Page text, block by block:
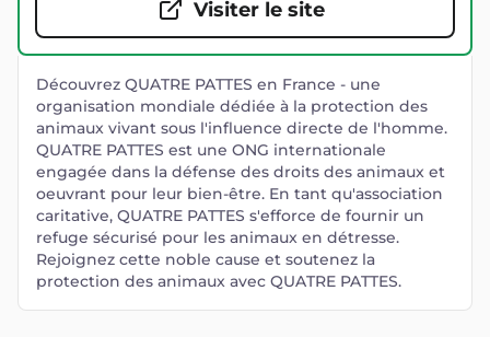
Visiter le site
Découvrez QUATRE PATTES en France - une
organisation mondiale dédiée à la protection des
animaux vivant sous l'influence directe de l'homme.
QUATRE PATTES est une ONG internationale
engagée dans la défense des droits des animaux et
oeuvrant pour leur bien-être. En tant qu'association
caritative, QUATRE PATTES s'efforce de fournir un
refuge sécurisé pour les animaux en détresse.
Rejoignez cette noble cause et soutenez la
protection des animaux avec QUATRE PATTES.